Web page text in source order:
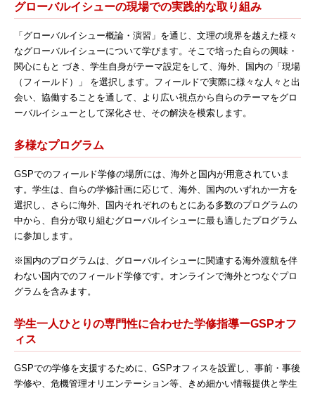
グローバルイシューの現場での実践的な取り組み
「グローバルイシュー概論・演習」を通じ、文理の境界を越えた様々
なグローバルイシューについて学びます。そこで培った自らの興味・
関心にもと づき、学生自身がテーマ設定をして、海外、国内の「現場
（フィールド）」 を選択します。フィールドで実際に様々な人々と出
会い、協働することを通して、より広い視点から自らのテーマをグロ
ーバルイシューとして深化させ、その解決を模索します。
多様なプログラム
GSPでのフィールド学修の場所には、海外と国内が用意されていま
す。学生は、自らの学修計画に応じて、海外、国内のいずれか一方を
選択し、さらに海外、国内それぞれのもとにある多数のプログラムの
中から、自分が取り組むグローバルイシューに最も適したプログラム
に参加します。
※国内のプログラムは、グローバルイシューに関連する海外渡航を伴
わない国内でのフィールド学修です。オンラインで海外とつなぐプロ
グラムを含みます。
学生一人ひとりの専門性に合わせた学修指導ーGSPオフ
ィス
GSPでの学修を支援するために、GSPオフィスを設置し、事前・事後
学修や、危機管理オリエンテーション等、きめ細かい情報提供と学生